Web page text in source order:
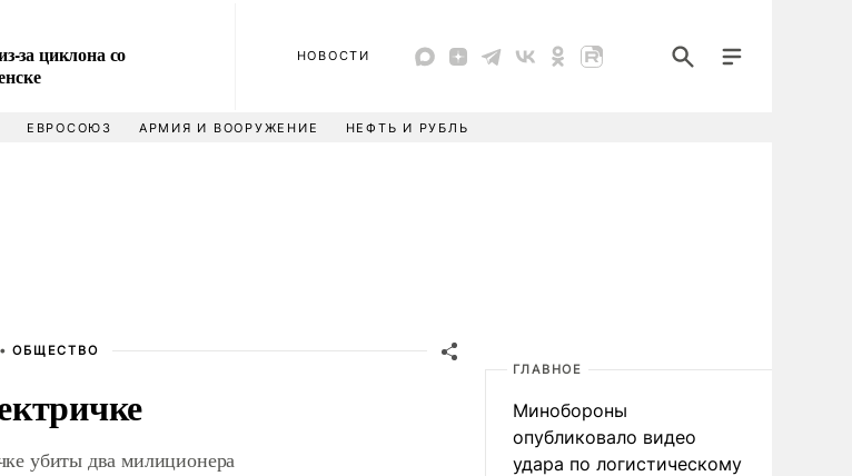
за циклона со
НОВОСТИ
ЕВРОСОЮЗ АРМИЯ И ВООРУЖЕНИЕ НЕФТЬ И РУБЛЬ
•ОБЩЕСТВО
убиты два милиционера
ГЛАВНОЕ
Минобороны
опубликовало видео
удара по логистическому